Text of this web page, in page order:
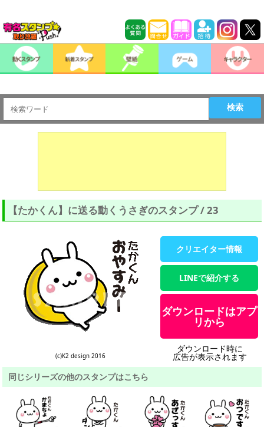
検索
【たかくん】に送る動くうさぎのスタンプ / 23
(c)K2 design 2016
クリエイター情報
LINEで紹介する
ダウンロードはアプ
リから
ダウンロード時に
広告が表示されます
同じシリーズの他のスタンプはこちら